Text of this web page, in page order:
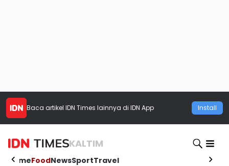
Baca artikel IDN Times lainnya di IDN App Install
KALTIM
HomeFoodNewsSportTravel